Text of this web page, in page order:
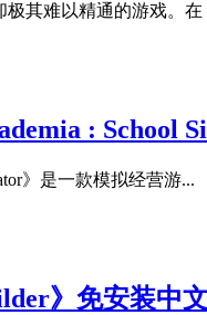
其难以精通的游戏。在
: School
》是一款模拟经营游...
》免安装中